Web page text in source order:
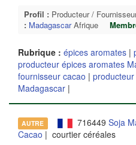
Profil : Producteur /
: MadagascarAfrique
Rubrique : épices aromates |
producteur épices aromates
fournisseur cacao |
Madagascar |
AUTRE 716449 Soja
Cacao | courtier céréales